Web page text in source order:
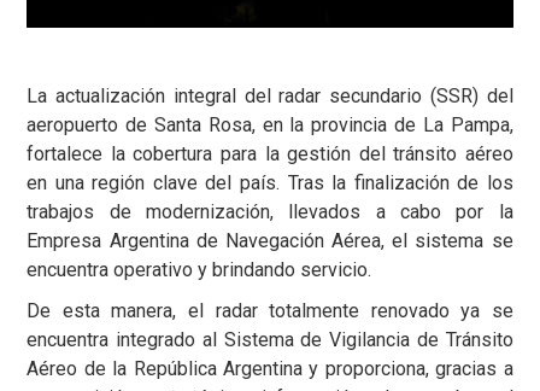
La actualización integral del radar secundario (SSR) del
aeropuerto de Santa Rosa, en la provincia de La Pampa,
fortalece la cobertura para la gestión del tránsito aéreo
en una región clave del país. Tras la finalización de los
trabajos de modernización, llevados a cabo por la
Empresa Argentina de Navegación Aérea, el sistema se
encuentra operativo y brindando servicio.
De esta manera, el radar totalmente renovado ya se
encuentra integrado al Sistema de Vigilancia de Tránsito
Aéreo de la República Argentina y proporciona, gracias a